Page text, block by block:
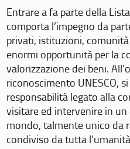
Entrare a fa parte della
comporta l’impegno da
privati, istituzioni,
enormi opportunità per la
valorizzazione dei beni.
riconoscimento UNESCO,
responsabilità legato alla
visitare ed intervenire in
mondo, talmente unico da
condiviso da tutta